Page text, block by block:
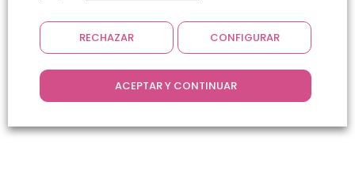
RECHAZAR CONFIGURAR
ACEPTAR Y CONTINUAR